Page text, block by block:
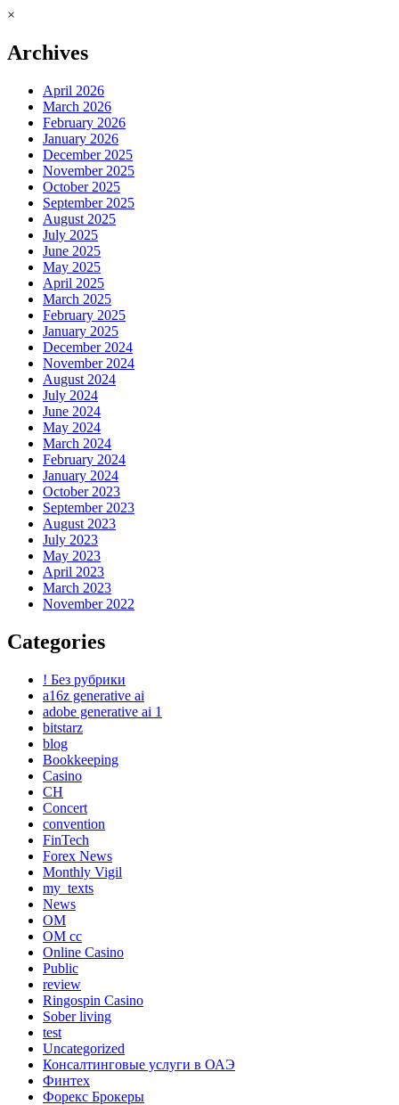
×
Archives
April 2026
March 2026
February 2026
January 2026
December 2025
November 2025
October 2025
September 2025
August 2025
July 2025
June 2025
May 2025
April 2025
March 2025
February 2025
January 2025
December 2024
November 2024
August 2024
July 2024
June 2024
May 2024
March 2024
February 2024
January 2024
October 2023
September 2023
August 2023
July 2023
May 2023
April 2023
March 2023
November 2022
Categories
! Без рубрики
a16z generative ai
adobe generative ai 1
bitstarz
blog
Bookkeeping
Casino
CH
Concert
convention
FinTech
Forex News
Monthly Vigil
my_texts
News
OM
OM cc
Online Casino
Public
review
Ringospin Casino
Sober living
test
Uncategorized
Консалтинговые услуги в ОАЭ
Финтех
Форекс Брокеры